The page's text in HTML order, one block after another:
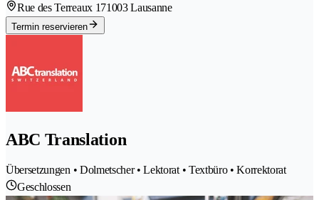
Rue des Terreaux 171003 Lausanne
Termin reservieren
ABC Translation
Übersetzungen • Dolmetscher • Lektorat • Textbüro • Korrektorat
Geschlossen